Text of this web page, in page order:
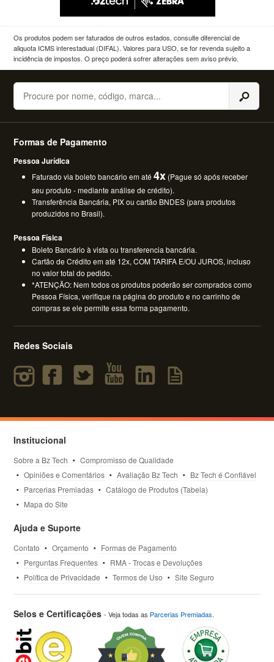
Os produtos podem ser faturados de outros estados, consulte diferencial de
aliquota ICMS interestadual (DIFAL). Valores para USO, se for revenda sujeito a
incidência de impostos. O preço poderá sofrer alterações sem aviso prévio.
Buscar
Formas de Pagamento
Pessoa Jurídica
Faturado via boleto bancário em até4x (Pague só após receber
seu produto - mediante análise de crédito).
Transferência Bancária, PIX ou cartão BNDES (para produtos
produzidos no Brasil).
Pessoa Física
Boleto Bancário à vista ou transferencia bancária.
Cartão de Crédito em até 12x, COM TARIFA E/OU JUROS, incluso
no valor total do pedido.
*ATENÇÃO: Nem todos os produtos poderão ser comprados como
Pessoa Física, verifique na página do produto e no carrinho de
compras se ele permite essa forma pagamento.
Redes Sociais
Institucional
Sobre a Bz Tech
Compromisso de Qualidade
Opiniões e Comentários
Avaliação Bz Tech
Bz Tech é Confiável
Parcerias Premiadas
Catálogo de Produtos (Tabela)
Mapa do Site
Ajuda e Suporte
Contato Orçamento
Formas de Pagamento
Perguntas Frequentes
RMA - Trocas e Devoluções
Política de Privacidade
Termos de Uso Site Seguro
Selos e Certificações- Veja todas as Parcerias Premiadas.